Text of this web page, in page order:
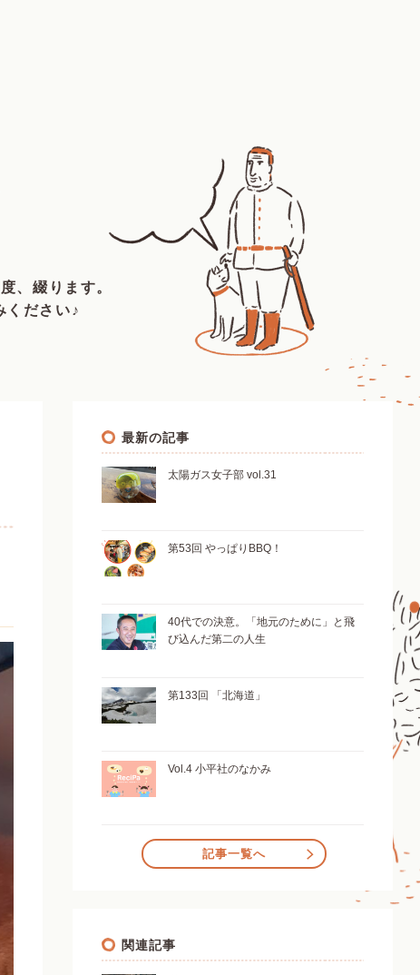
、綴ります。
ください♪
最新の記事
太陽ガス女子部 vol.31
第53回 やっぱりBBQ！
40代での決意。「地元のために」と飛
び込んだ第二の人生
第133回 「北海道」
Vol.4 小平社のなかみ
記事一覧へ
関連記事